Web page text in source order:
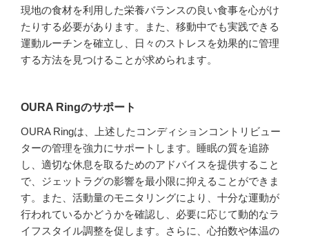
現地の食材を利用した栄養バランスの良い食事を心がけ
たりする必要があります。また、移動中でも実践できる
運動ルーチンを確立し、日々のストレスを効果的に管理
する方法を見つけることが求められます。
OURA Ringのサポート
OURA Ringは、上述したコンディションコントリビュー
ターの管理を強力にサポートします。睡眠の質を追跡
し、適切な休息を取るためのアドバイスを提供すること
で、ジェットラグの影響を最小限に抑えることができま
す。また、活動量のモニタリングにより、十分な運動が
行われているかどうかを確認し、必要に応じて動的なラ
イフスタイル調整を促します。さらに、心拍数や体温の